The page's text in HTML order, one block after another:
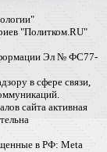
"Политком.RU"
Эл № ФС77-
в сфере связи,
сайта активная
в РФ: Meta